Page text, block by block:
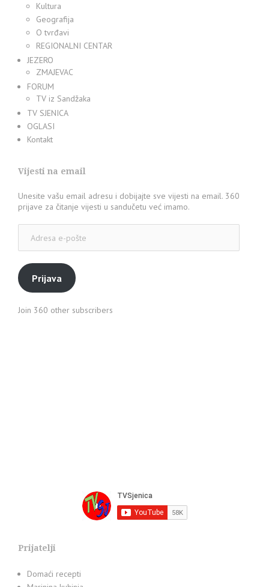
Kultura
Geografija
O tvrđavi
REGIONALNI CENTAR
JEZERO
ZMAJEVAC
FORUM
TV iz Sandžaka
TV SJENICA
OGLASI
Kontakt
Vijesti na email
Unesite vašu email adresu i dobijajte sve vijesti na email. 360
prijave za čitanje vijesti u sandučetu već imamo.
pošte
Prijava
Join 360 other subscribers
Prijatelji
Domaći recepti